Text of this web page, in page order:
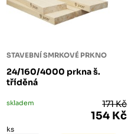
STAVEBNÍ SMRKOVÉ PRKNO
24/160/4000 prkna š.
tříděná
skladem 171 Kč
154 Kč
ks